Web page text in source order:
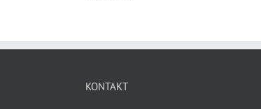
KONTAKT